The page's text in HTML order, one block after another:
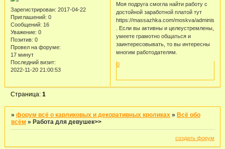
Зарегистрирован: 2017-04-22
Приглашений: 0
Сообщений: 16
Уважение: 0
Позитив: 0
Провел на форуме:
17 минут
Последний визит:
2022-11-20 21:00:53
Моя подруга смогла найти работу с
достойной заработной платой тут
https://massazhka.com/moskva/
. Если вы активны и целеустремлены,
умеете грамотно общаться и
заинтересовывать, то вы интересны
многим работодателям.
0
Страница:1
»форум всё о карликовых и декоративных кроликах » Всё обо
всём » Работа для девушек>>
создать форум